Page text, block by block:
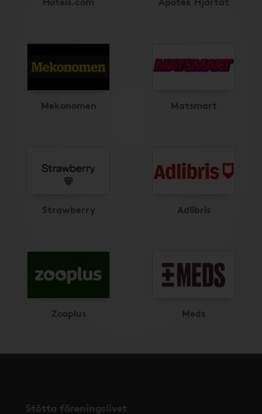
Mekonomen Matsmart
Strawberry Adlibris
Zooplus Meds
Stötta föreningslivet